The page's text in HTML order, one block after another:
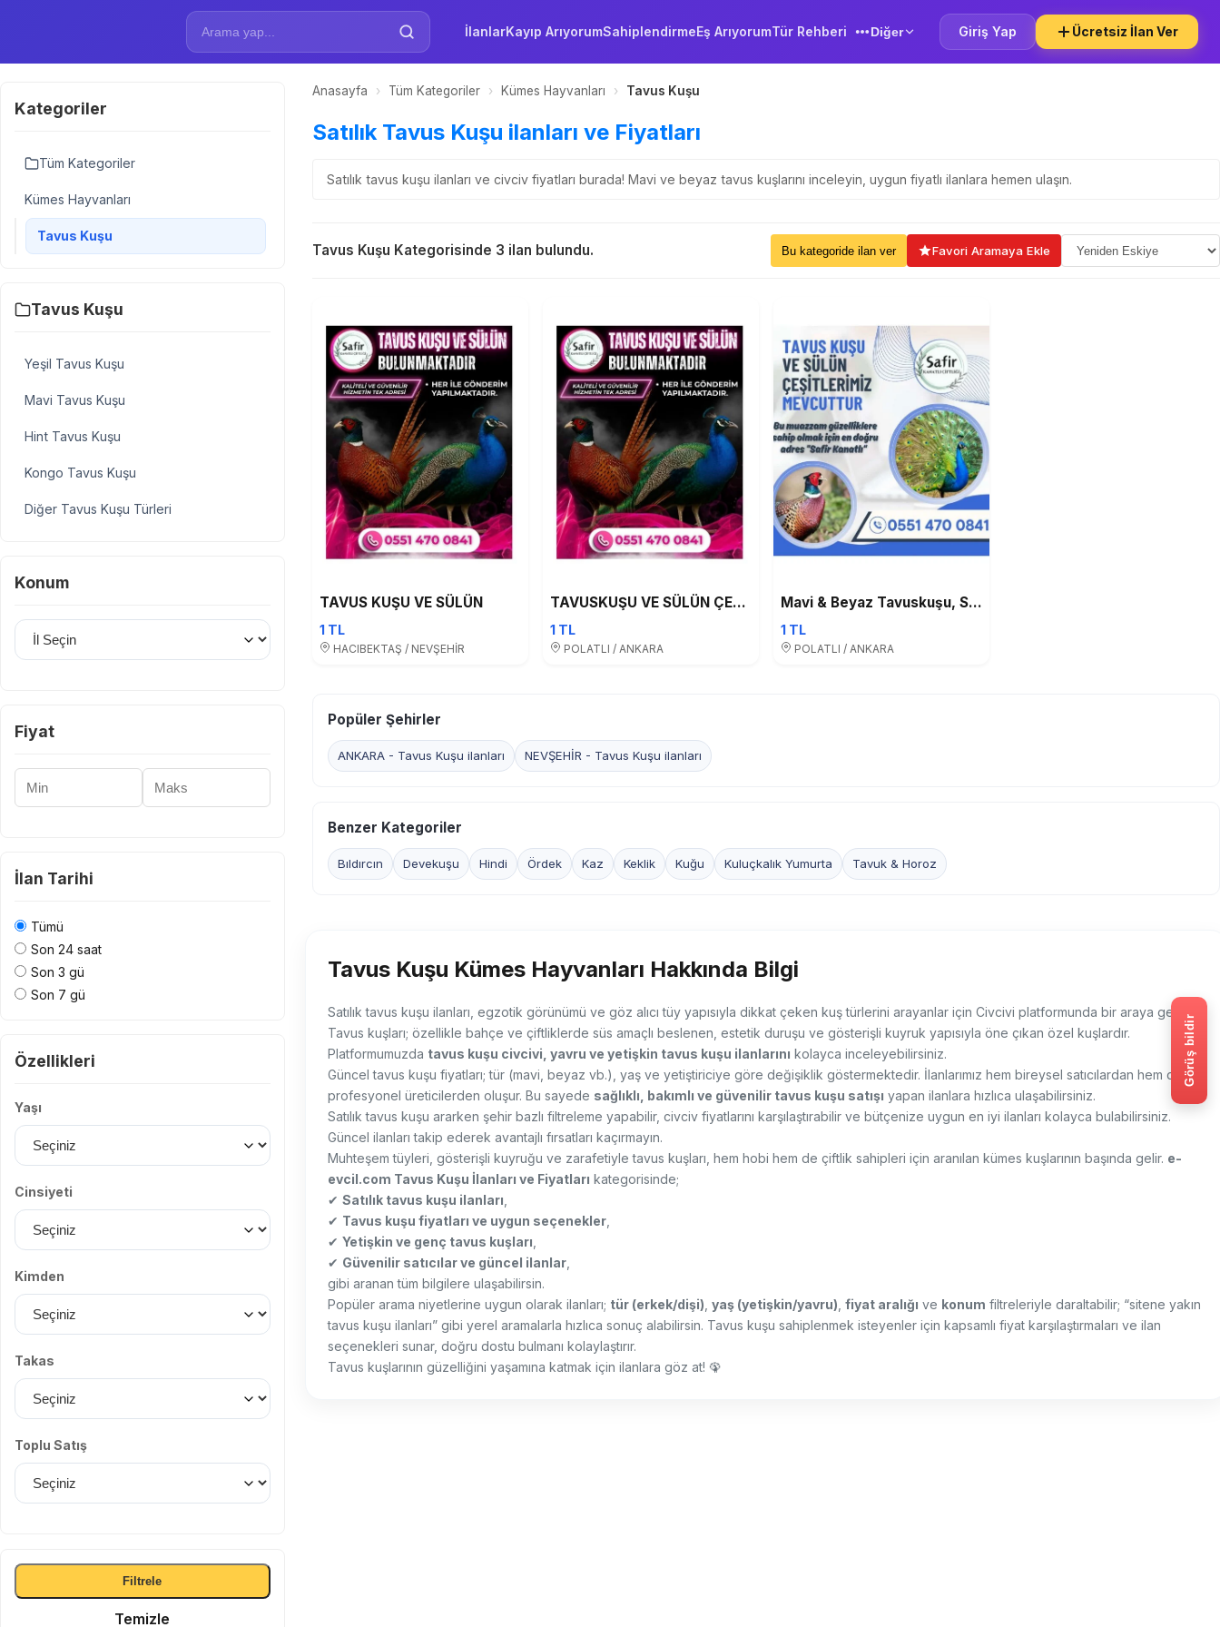
İlanlarKayıp ArıyorumSahiplendirmeEş ArıyorumTür Rehberi Diğer Giriş Yap Ücretsiz İlan Ver
Kategoriler
Tüm Kategoriler
Kümes Hayvanları
Tavus Kuşu
Tavus Kuşu
Yeşil Tavus Kuşu
Mavi Tavus Kuşu
Hint Tavus Kuşu
Kongo Tavus Kuşu
Diğer Tavus Kuşu Türleri
Konum
İl Seçin
Fiyat
Minimum Fiyat
Maksimum Fiyat
İlan Tarihi
Tümü
Son 24 saat
Son 3 gü
Son 7 gü
Özellikleri
Yaşı
Cinsiyeti
Kimden
Takas
Toplu Satış
Filtrele
Temizle
Anasayfa › Tüm Kategoriler › Kümes Hayvanları › Tavus Kuşu
Satılık Tavus Kuşu ilanları ve Fiyatları
Satılık tavus kuşu ilanları ve civciv fiyatları burada! Mavi ve beyaz tavus kuşlarını inceleyin, uygun fiyatlı ilanlara hemen ulaşın.
Tavus Kuşu Kategorisinde 3 ilan bulundu. Bu kategoride ilan ver Favori Aramaya Ekle
Sıralama Seçin
TAVUS KUŞU VE SÜLÜN
1 TL
HACIBEKTAŞ / NEVŞEHİR
TAVUSKUŞU VE SÜLÜN ÇEŞİTLERİ MEVCUTTUR
1 TL
POLATLI / ANKARA
Mavi & Beyaz Tavuskuşu, Sülün ve Keklik Çeşitleri Satışta!
1 TL
POLATLI / ANKARA
Popüler Şehirler
ANKARA - Tavus Kuşu ilanları NEVŞEHİR - Tavus Kuşu ilanları
Benzer Kategoriler
Bıldırcın Devekuşu Hindi Ördek Kaz Keklik Kuğu Kuluçkalık Yumurta Tavuk & Horoz
Tavus Kuşu Kümes Hayvanları Hakkında Bilgi
Satılık tavus kuşu ilanları, egzotik görünümü ve göz alıcı tüy yapısıyla dikkat çeken kuş türlerini arayanlar için Civcivi platformunda bir araya geliyor.
Tavus kuşları; özellikle bahçe ve çiftliklerde süs amaçlı beslenen, estetik duruşu ve gösterişli kuyruk yapısıyla öne çıkan özel kuşlardır.
Platformumuzda tavus kuşu civcivi, yavru ve yetişkin tavus kuşu ilanlarını kolayca inceleyebilirsiniz.
Güncel tavus kuşu fiyatları; tür (mavi, beyaz vb.), yaş ve yetiştiriciye göre değişiklik göstermektedir. İlanlarımız hem bireysel satıcılardan hem de
profesyonel üreticilerden oluşur. Bu sayede sağlıklı, bakımlı ve güvenilir tavus kuşu satışı yapan ilanlara hızlıca ulaşabilirsiniz.
Satılık tavus kuşu ararken şehir bazlı filtreleme yapabilir, civciv fiyatlarını karşılaştırabilir ve bütçenize uygun en iyi ilanları kolayca bulabilirsiniz.
Güncel ilanları takip ederek avantajlı fırsatları kaçırmayın.
Muhteşem tüyleri, gösterişli kuyruğu ve zarafetiyle tavus kuşları, hem hobi hem de çiftlik sahipleri için aranılan kümes kuşlarının başında gelir. e-
evcil.com Tavus Kuşu İlanları ve Fiyatları kategorisinde;
✔ Satılık tavus kuşu ilanları
✔ Tavus kuşu fiyatları ve uygun seçenekler,
✔ Yetişkin ve genç tavus kuşları
✔ Güvenilir satıcılar ve güncel ilanlar,
gibi aranan tüm bilgilere ulaşabilirsin.
Popüler arama niyetlerine uygun olarak ilanları; tür (erkek/dişi) yaş (yetişkin/yavru) fiyat aralığı ve konum filtreleriyle daraltabilir; “sitene yakın
tavus kuşu ilanları” gibi yerel aramalarla hızlıca sonuç alabilirsin. Tavus kuşu sahiplenmek isteyenler için kapsamlı fiyat karşılaştırmaları ve ilan
seçenekleri sunar, doğru dostu bulmanı kolaylaştırır.
Tavus kuşlarının güzelliğini yaşamına katmak için ilanlara göz at! 🦚
Görüş bildir